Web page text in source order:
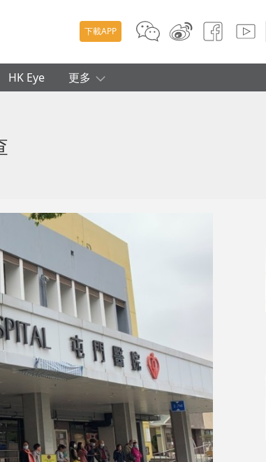
下載APP
HK Eye 更多